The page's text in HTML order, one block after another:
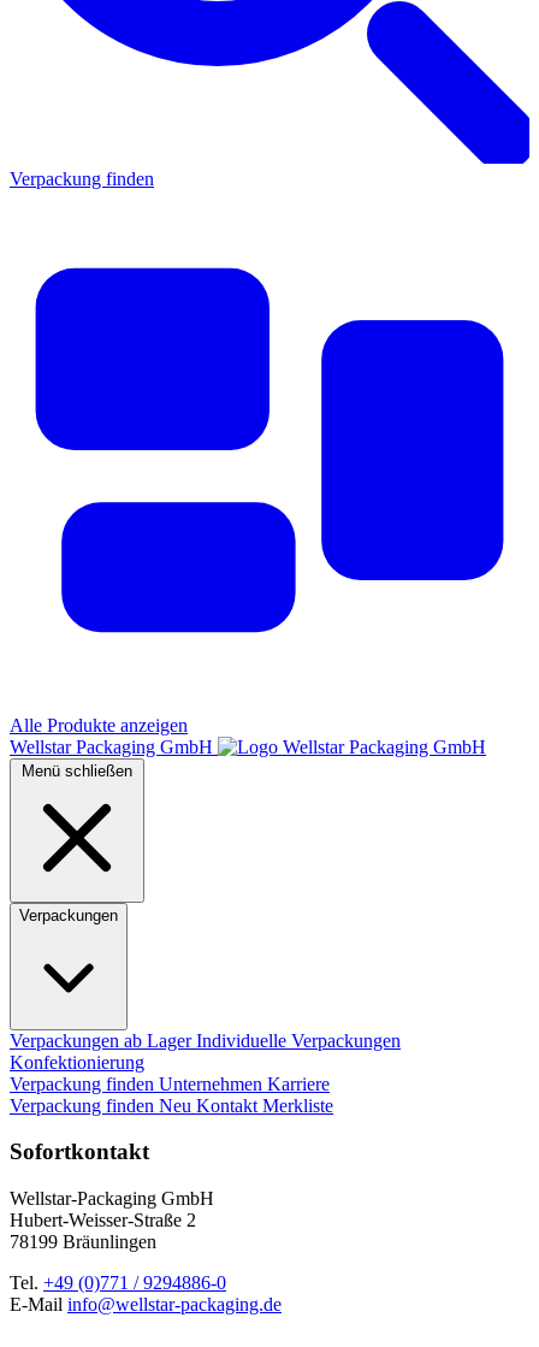
Verpackung finden
Alle Produkte anzeigen
Wellstar Packaging GmbH
Menü schließen
Verpackungen
Verpackungen ab LagerIndividuelle Verpackungen
Konfektionierung
Verpackung finden Unternehmen Karriere
Verpackung finden Neu Kontakt Merkliste
Sofortkontakt
Wellstar-Packaging GmbH
Hubert-Weisser-Straße 2
78199 Bräunlingen
Tel. +49 (0)771 / 9294886-0
E-Mail info@wellstar-packaging.de